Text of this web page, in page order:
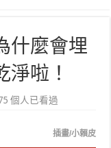
什麼會埋
啦！
個人已看過
插畫/小賴皮